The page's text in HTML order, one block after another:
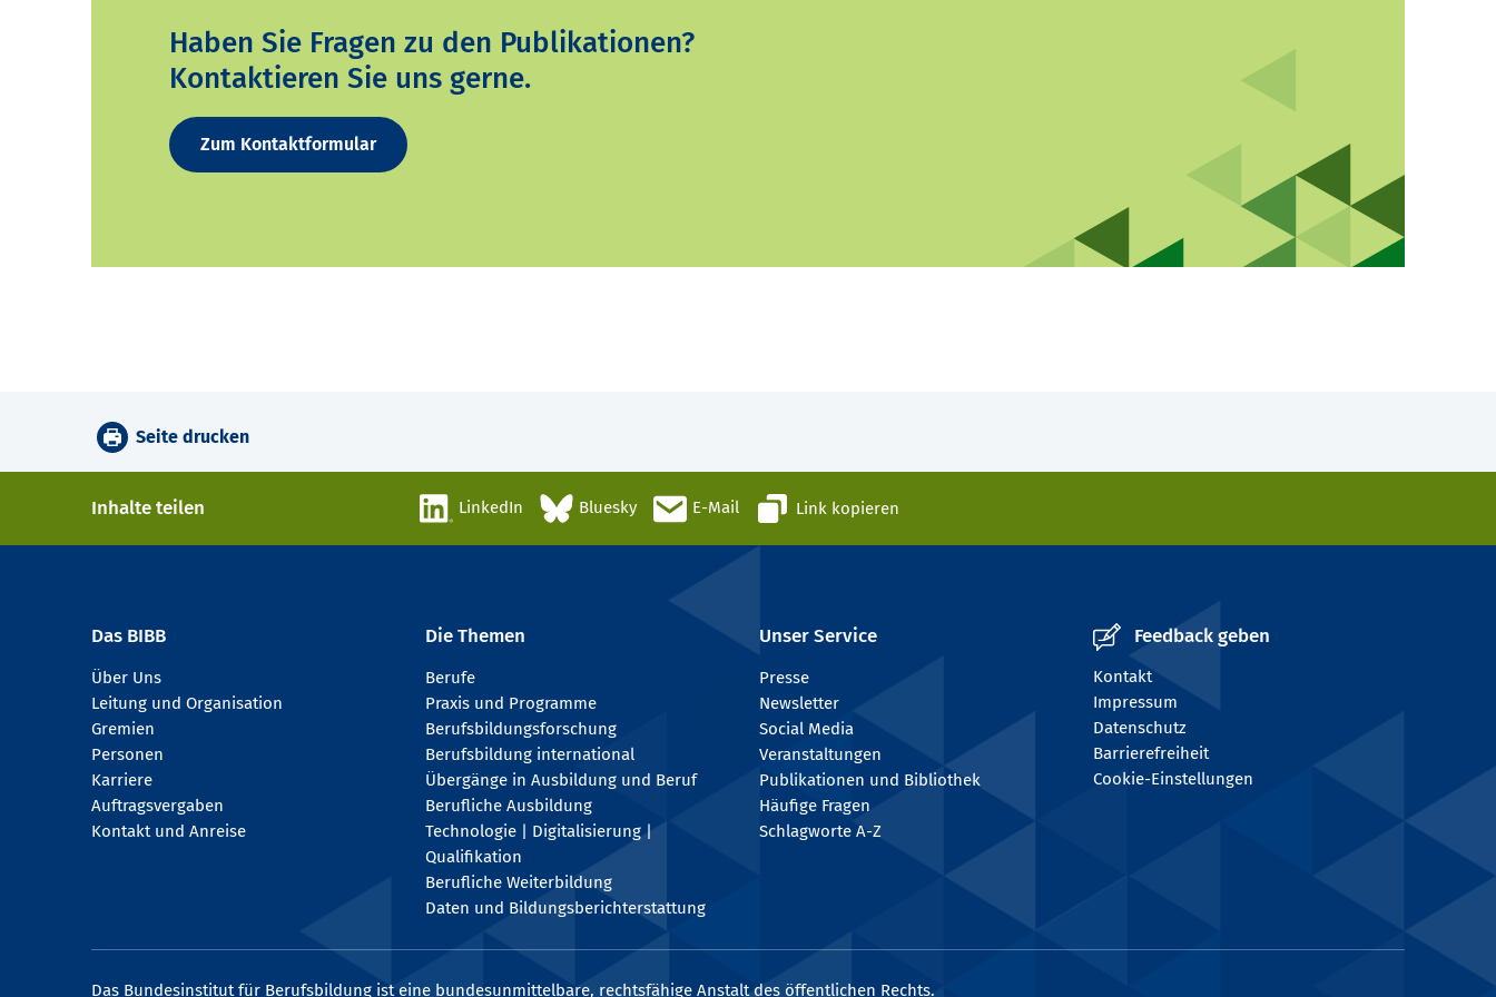
Haben Sie Fragen zu den Publikationen?
Kontaktieren Sie uns gerne.
Zum Kontaktformular
Seite drucken
Inhalte teilen LinkedIn Bluesky E-Mail Link kopieren
Das BIBB
Über Uns
Leitung und Organisation
Gremien
Personen
Karriere
Auftragsvergaben
Kontakt und Anreise
Die Themen
Berufe
Praxis und Programme
Berufsbildungsforschung
Berufsbildung international
Übergänge in Ausbildung und Beruf
Berufliche Ausbildung
Technologie | Digitalisierung |
Qualifikation
Berufliche Weiterbildung
Daten und Bildungsberichterstattung
Unser Service
Presse
Newsletter
Social Media
Veranstaltungen
Publikationen und Bibliothek
Häufige Fragen
Schlagworte A-Z
Feedback geben
Kontakt
Impressum
Datenschutz
Barrierefreiheit
Cookie-Einstellungen
Das Bundesinstitut für Berufsbildung ist eine bundesunmittelbare, rechtsfähige Anstalt des öffentlichen Rechts.